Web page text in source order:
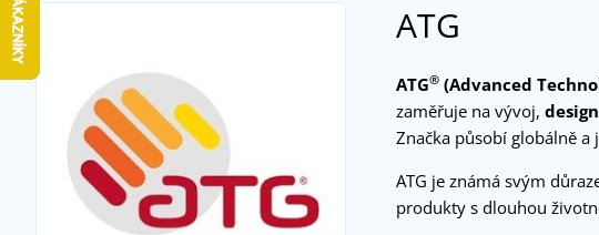
ATG
ATG®(Advanced
zaměřuje na vývoj,
Značka působí globálně
ATG je známá svým
produkty s dlouhou